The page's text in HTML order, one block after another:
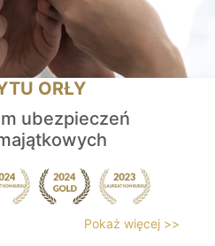
ORŁY
ubezpieczeń
Pokaż więcej >>